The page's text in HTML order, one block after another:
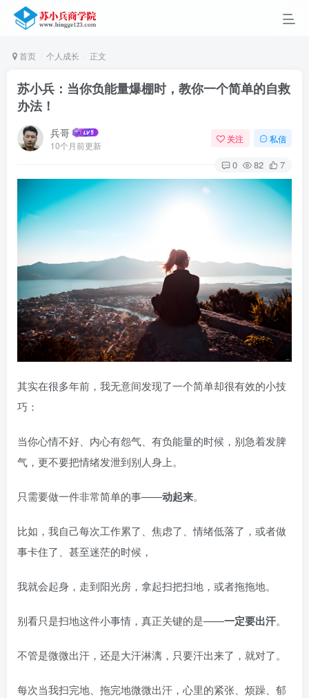
首页 个人成长 正文
苏小兵：当你负能量爆棚时，教你一个简单的自救
办法！
兵哥
10个月前更新
关注 私信
0 82 7
其实在很多年前，我无意间发现了一个简单却很有效的小技
巧：
当你心情不好、内心有怨气、有负能量的时候，别急着发脾
气，更不要把情绪发泄到别人身上。
只需要做一件非常简单的事——动起来。
比如，我自己每次工作累了、焦虑了、情绪低落了，或者做
事卡住了、甚至迷茫的时候，
我就会起身，走到阳光房，拿起扫把扫地，或者拖拖地。
别看只是扫地这件小事情，真正关键的是——一定要出汗。
不管是微微出汗，还是大汗淋漓，只要汗出来了，就对了。
每次当我扫完地、拖完地微微出汗，心里的紧张、烦躁、郁